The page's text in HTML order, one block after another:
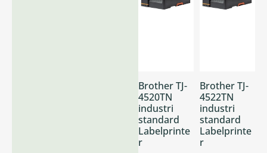
Brother TJ-
4520TN
industri
standard
Labelprinte
r
Brother TJ-
4522TN
industri
standard
Labelprinte
r